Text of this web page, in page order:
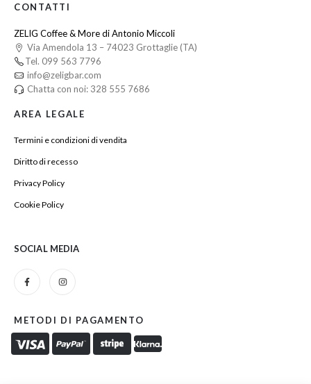
CONTATTI
ZELIG Coffee & More di Antonio Miccoli
Via Amendola 13 – 74023 Grottaglie (TA)
Tel. 099 563 7796
info@zeligbar.com
Chatta con noi: 328 555 7686
AREA LEGALE
Termini e condizioni di vendita
Diritto di recesso
Privacy Policy
Cookie Policy
SOCIAL MEDIA
METODI DI PAGAMENTO